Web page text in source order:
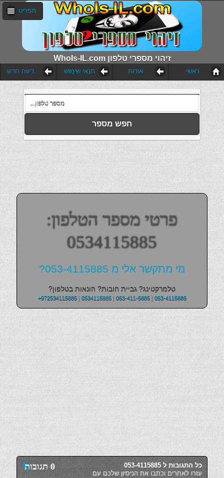
WhoIs-IL.com זיהוי מספרי טלפון
תפריט
הוסף דיווח חדש תנאי שימוש אודות ראשי
חפש מספר
פרטי מספר הטלפון:
0534115885
מי מתקשר אלי מ 053-4115885?
טלמרקטינג? גביית חובות? הונאות בטלפון?
+972534115885| 0534115885| 053-411-5885| 053-4115885
0 תגובות
כל התגובות ל 053-4115885
עזרו לאחרים וכתבו את הניסיון שלכם עם